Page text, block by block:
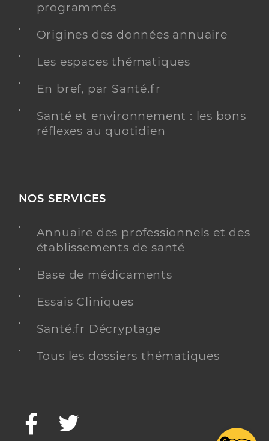
programmés
Origines des données annuaire
Les espaces thématiques
En bref, par Santé.fr
Santé et environnement : les bons
réflexes au quotidien
NOS SERVICES
Annuaire des professionnels et des
établissements de santé
Base de médicaments
Essais Cliniques
Santé.fr Décryptage
Tous les dossiers thématiques
Facebook